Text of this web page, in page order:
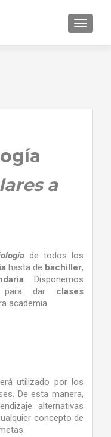
a
de todos los
hasta de bachiller,
. Disponemos
para dar clases
academia.
utilizado por los
De esta manera,
alternativas
concepto de